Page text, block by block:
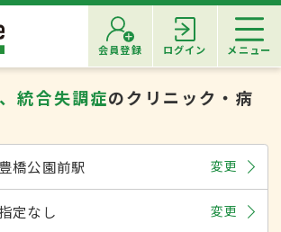
会員登録 ログイン メニュー
統合失調症のクリニック・病
豊橋公園前駅 変更
定なし 変更